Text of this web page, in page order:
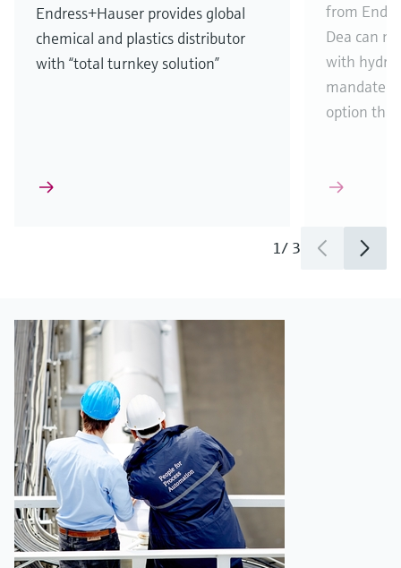
Endress+Hauser provides global
chemical and plastics distributor
with “total turnkey solution”
from
Dea can
with
mandated
option
1/ 3